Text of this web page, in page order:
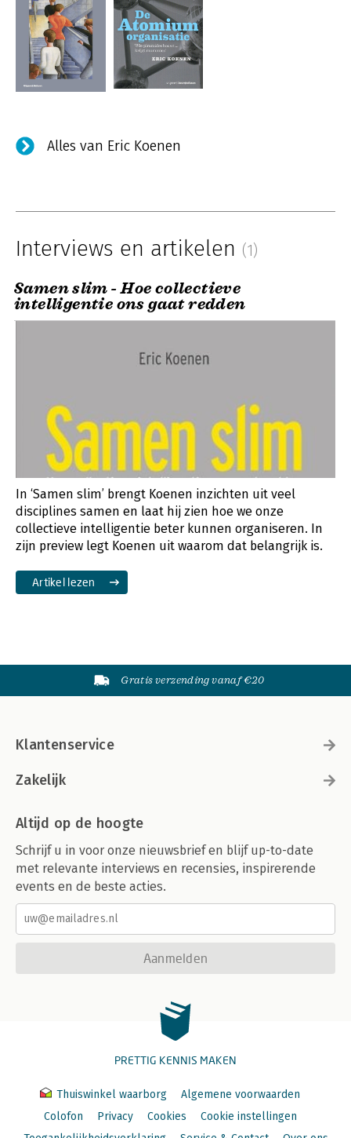
Alles van Eric Koenen
Interviews en artikelen (1)
Samen slim - Hoe collectieve
intelligentie ons gaat redden
In ‘Samen slim’ brengt Koenen inzichten uit veel
disciplines samen en laat hij zien hoe we onze
collectieve intelligentie beter kunnen organiseren. In
zijn preview legt Koenen uit waarom dat belangrijk is.
Artikel lezen
Gratis verzending vanaf €20
Klantenservice
Zakelijk
Altijd op de hoogte
Schrijf u in voor onze nieuwsbrief en blijf up-to-date
met relevante interviews en recensies, inspirerende
events en de beste acties.
Aanmelden
PRETTIG KENNIS MAKEN
Thuiswinkel waarborg
Algemene voorwaarden
Colofon
Privacy Cookies
Cookie instellingen